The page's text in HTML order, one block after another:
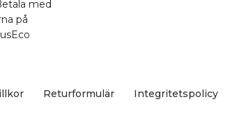
Returformulär Integritetspolicy